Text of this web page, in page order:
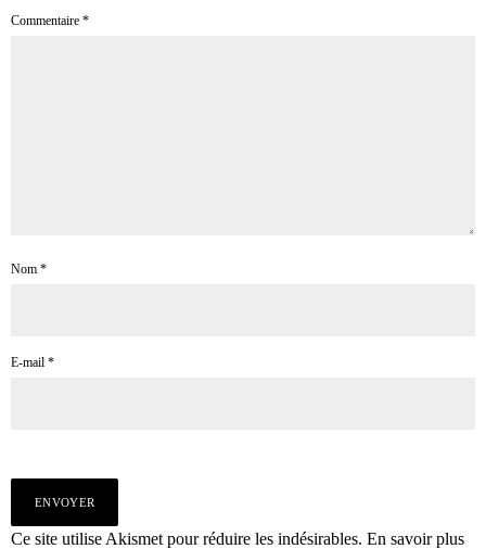
Commentaire *
Nom *
E-mail *
Ce site utilise Akismet pour réduire les indésirables. En savoir plus